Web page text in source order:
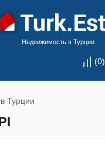
Недвижимость в Турции
(0)
Турции